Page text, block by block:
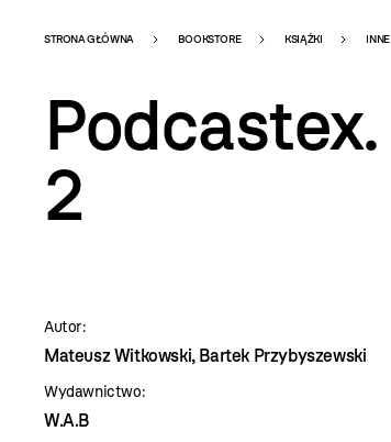
-
szablon
szczegóły
STRONA GŁÓWNA BOOKSTORE KSIĄŻKI INNE
2
Autor:
Mateusz Witkowski, Bartek Przybyszewski
Wydawnictwo:
W.A.B